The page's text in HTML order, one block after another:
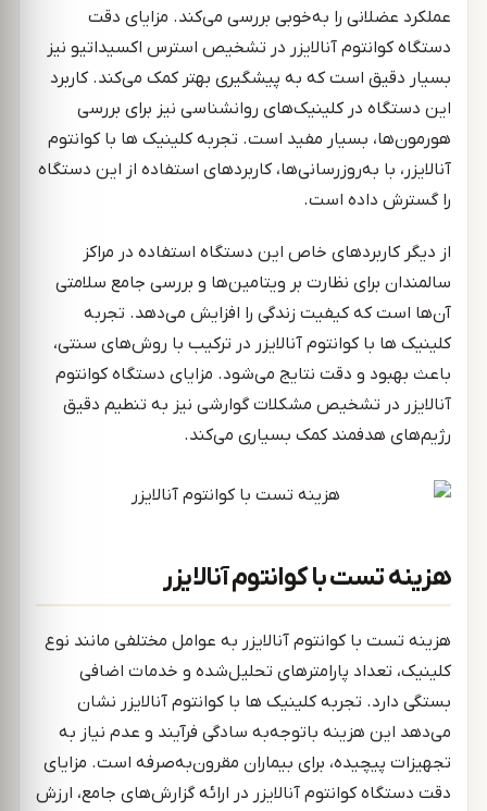
عملکرد عضلانی را به‌خوبی بررسی می‌کند. مزایای دقت
دستگاه کوانتوم آنالایزر در تشخیص استرس اکسیداتیو نیز
بسیار دقیق است که به پیشگیری بهتر کمک می‌کند. کاربرد
این دستگاه در کلینیک‌های روانشناسی نیز برای بررسی
هورمون‌ها، بسیار مفید است. تجربه کلینیک ها با کوانتوم
آنالایزر، با به‌روزرسانی‌ها، کاربردهای استفاده از این دستگاه
را گسترش داده است.
از دیگر کاربردهای خاص این دستگاه استفاده در مراکز
سالمندان برای نظارت بر ویتامین‌ها و بررسی جامع سلامتی
آن‌ها است که کیفیت زندگی را افزایش می‌دهد. تجربه
کلینیک ها با کوانتوم آنالایزر در ترکیب با روش‌های سنتی،
باعث بهبود و دقت نتایج می‌شود. مزایای دستگاه کوانتوم
آنالایزر در تشخیص مشکلات گوارشی نیز به تنطیم دقیق
رژیم‌های هدفمند کمک بسیاری می‌کند.
هزینه تست با کوانتوم آنالایزر
هزینه تست با کوانتوم آنالایزر به عوامل مختلفی مانند نوع
کلینیک، تعداد پارامترهای تحلیل‌شده و خدمات اضافی
بستگی دارد. تجربه کلینیک ها با کوانتوم آنالایزر نشان
می‌دهد این هزینه باتوجه‌به سادگی فرآیند و عدم نیاز به
تجهیزات پیچیده، برای بیماران مقرون‌به‌صرفه است. مزایای
دقت دستگاه کوانتوم آنالایزر در ارائه گزارش‌های جامع، ارزش